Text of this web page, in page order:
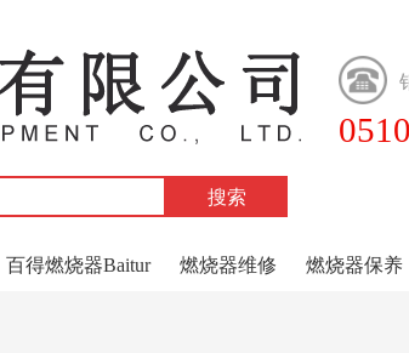
百得燃烧器Baitur 燃烧器维修 燃烧器保养